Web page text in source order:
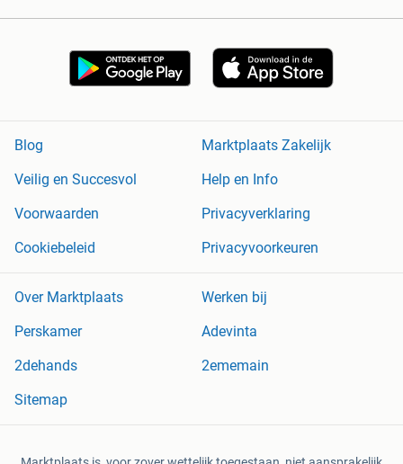
Blog
Marktplaats Zakelijk
Veilig en Succesvol
Help en Info
Voorwaarden
Privacyverklaring
Cookiebeleid
Privacyvoorkeuren
Over Marktplaats
Werken bij
Perskamer
Adevinta
2dehands
2ememain
Sitemap